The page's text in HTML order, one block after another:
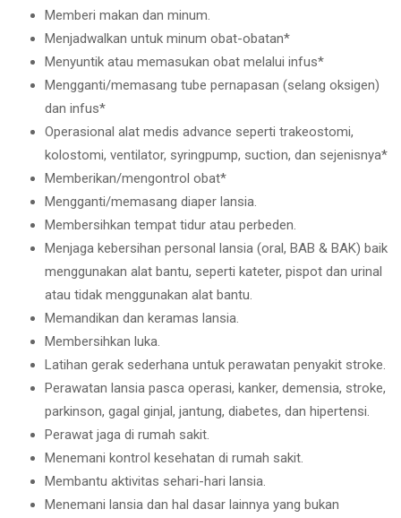
Memberi makan dan minum.
Menjadwalkan untuk minum obat-obatan*
Menyuntik atau memasukan obat melalui infus*
Mengganti/memasang tube pernapasan (selang oksigen)
dan infus*
Operasional alat medis advance seperti trakeostomi,
kolostomi, ventilator, syringpump, suction, dan sejenisnya*
Memberikan/mengontrol obat*
Mengganti/memasang diaper lansia.
Membersihkan tempat tidur atau perbeden.
Menjaga kebersihan personal lansia (oral, BAB & BAK) baik
menggunakan alat bantu, seperti kateter, pispot dan urinal
atau tidak menggunakan alat bantu.
Memandikan dan keramas lansia.
Membersihkan luka.
Latihan gerak sederhana untuk perawatan penyakit stroke.
Perawatan lansia pasca operasi, kanker, demensia, stroke,
parkinson, gagal ginjal, jantung, diabetes, dan hipertensi.
Perawat jaga di rumah sakit.
Menemani kontrol kesehatan di rumah sakit.
Membantu aktivitas sehari-hari lansia.
Menemani lansia dan hal dasar lainnya yang bukan